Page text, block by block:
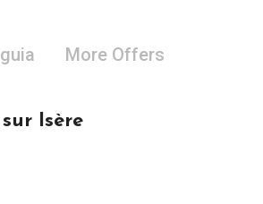
More Offers
Isère